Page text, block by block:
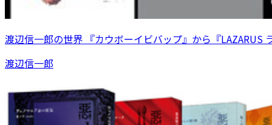
渡辺信一郎の世界 『カウボーイビバップ』から『LAZARUS
渡辺信一郎